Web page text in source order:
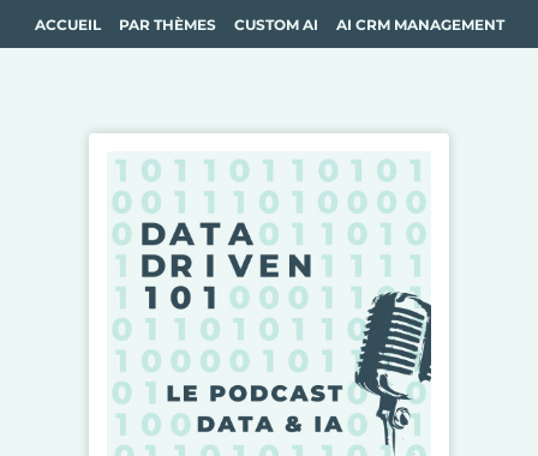
ACCUEIL PAR THÈMES CUSTOM AI AI CRM MANAGEMENT